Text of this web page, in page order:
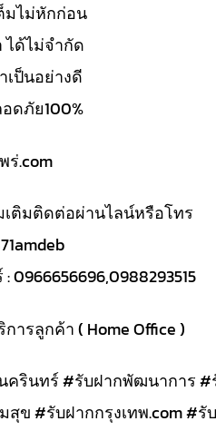
มไม่หักก่อน
ด้ไม่จำกัด
เป็นอย่างดี
ดภัย100%
ร่.com
เติมติดต่อผ่านไลน์หรือโทร
0966656696,0988293515
ารลูกค้า ( Home Office )
ครินทร์ #รับฝากพัฒนาการ #
ข #รับฝากกรุงเทพ.com #รั